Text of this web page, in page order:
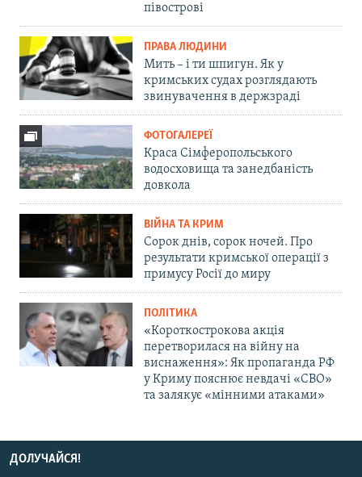
півострові
ПРАВА ЛЮДИНИ
Мить – і ти шпигун. Як у
кримських судах розглядають
звинувачення в держзраді
ФОТОГАЛЕРЕЇ
Краса Сімферопольського
водосховища та занедбаність
довкола
ВІЙНА ТА КРИМ
Сорок днів, сорок ночей. Про
результати кримської операції з
примусу Росії до миру
ПОЛІТИКА
«Короткострокова акція
перетворилася на війну на
виснаження»: Як пропаганда РФ
у Криму пояснює невдачі «СВО»
та залякує «мінними атаками»
ДОЛУЧАЙСЯ!